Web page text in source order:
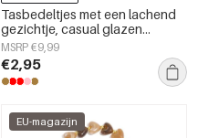
Tasbedeltjes met een lachend
gezichtje, casual glazen
accessoires voor dagelijks
gebruik.
MSRP €9,99
€2,95
EU-magazijn